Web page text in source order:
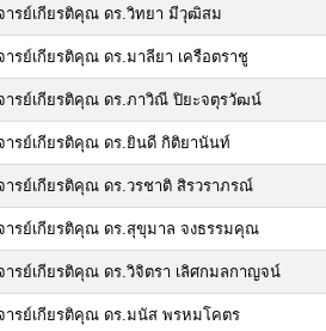
ารย์เกียรติคุณ ดร.วิทยา มีวุฒิสม
ารย์เกียรติคุณ ดร.มาลียา เครือตราชู
ารย์เกียรติคุณ ดร.ภาวิณี ปิยะจตุรวัฒน์
ารย์เกียรติคุณ ดร.ยินดี กิติยานันท์
ารย์เกียรติคุณ ดร.วรชาติ สิรวราภรณ์
ารย์เกียรติคุณ ดร.สุขุมาล จงธรรมคุณ
ารย์เกียรติคุณ ดร.วิจิตรา เลิศกมลกาญจน์
ารย์เกียรติคุณ ดร.มนัส พรหมโคตร